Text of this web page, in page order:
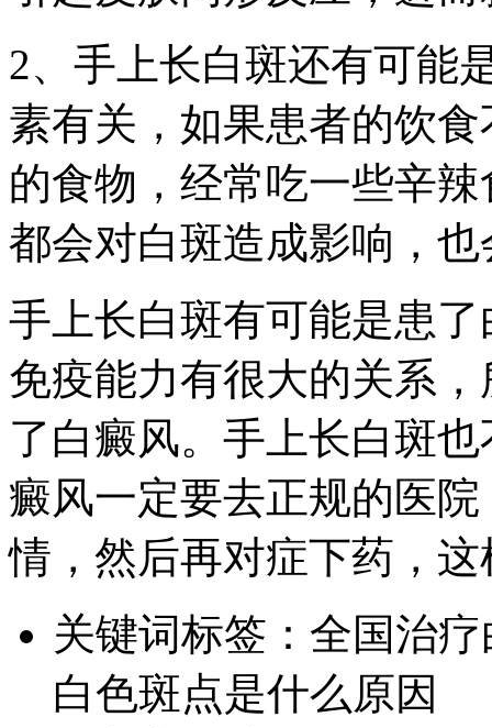
2、手上长白斑还有可能
素有关，如果患者的饮
的食物，经常吃一些辛
都会对白斑造成影响，
手上长白斑有可能是患
免疫能力有很大的关系
了白癜风。手上长白斑
癜风一定要去正规的医
情，然后再对症下药，
关键词标签： 全国治
白色斑点是什么原因